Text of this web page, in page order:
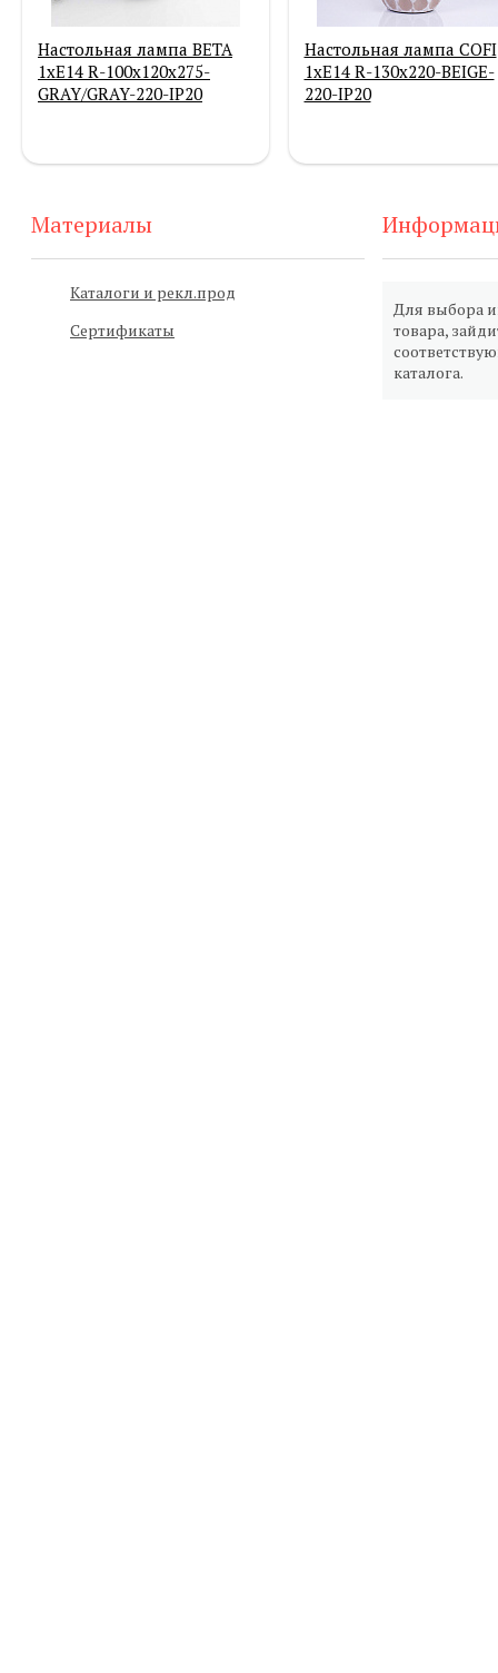
Настольная лампа BETA
1xE14 R-100x120x275-
GRAY/GRAY-220-IP20
Настольная лампа COFI
1xE14 R-130x220-BEIGE-
220-IP20
Материалы
Каталоги и рекл.прод
Сертификаты
Для выбора
товара,
каталога.